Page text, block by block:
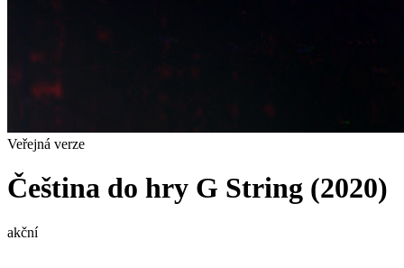
Veřejná verze
Čeština do hry G String (2020)
akční